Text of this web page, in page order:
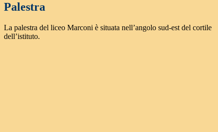
Palestra
La palestra del liceo Marconi è situata nell’angolo sud-est del cortile
dell’istituto.